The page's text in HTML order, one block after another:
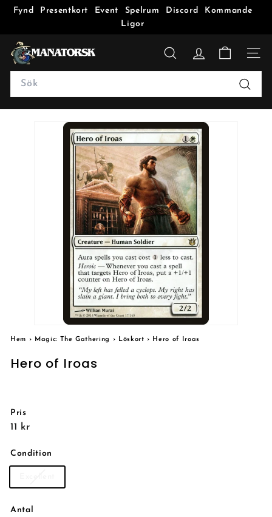
Fynd Presentkort Event Spelrum Discord
Kommande
Ligor
M
a
a
t
SÖK
Search
Sök
Hem › Magic: The Gathering › Löskort › Hero of Iroas
Hero of Iroas
Pris
Reguljärt
11 kr11
Condition
Antal